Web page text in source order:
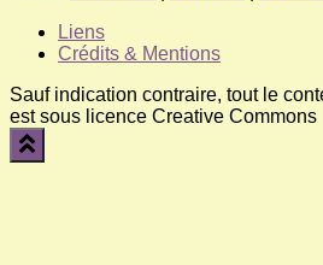
Liens
Crédits & Mentions
Sauf indication contraire, tout le
est sous licence Creative Commons